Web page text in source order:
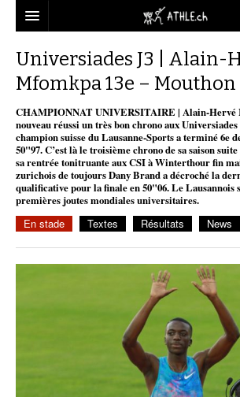
DOSSIERS
CHRONIQUES
TOUT
MICHEL HERREN
REPORTAGES
DOPAGE
STATISTIQUES
STATISTIQUES
MINIMA
PARTENAIRES
CNP
PARTENAIRES
TOUS SUPPORTERS D’ATHLE.CH !
VIDEOS
TOUS SUPPORTERS D’ATHLE.CH !
CHARTE ÉDITORIALE
NOUS CONTACTER
POURQUOI ATHLE.CH ?
ATHLE.CH RÉGIONS | GENÈVE
ATHLE.CH RÉGIONS | JURA
ATHLE.CH RÉGIONS | VAUD
Universiades J3 | Alain-
Mfomkpa 13e –
CHAMPIONNAT UNIVERSITAIRE | Alain-Hervé
nouveau réussi un très bon chrono aux
champion suisse du Lausanne-Sports a terminé 6e
50"97. C’est là le troisième chrono de sa saison
sa rentrée tonitruante aux CSI à Winterthour fin
zurichois de toujours Dany Brand a décroché la
qualificative pour la finale en 50"06. Le Lausannois
premières joutes mondiales universitaires.
En stade Textes Résultats News